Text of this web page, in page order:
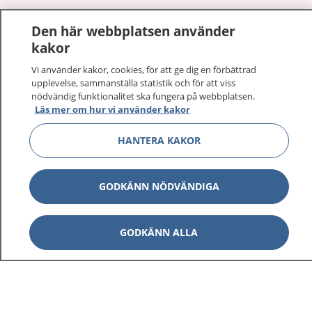
På 1177.se får du råd om hälsa och information om
sjukdomar och vilka mottagningar du kan kontakta.
Logga in för att läsa din journal och göra dina
vårdärenden. Ring telefonnummer 1177 för
sjukvårdsrådgivning dygnet runt.
1177 ger dig råd när du vill må bättre.
1177 på flera språk Visa
Visa
Den här webbplatsen använder
kakor
Vi använder kakor, cookies, för att ge dig en förbättrad
upplevelse, sammanställa statistik och för att viss
nödvändig funktionalitet ska fungera på webbplatsen.
Läs mer om hur vi använder kakor
HANTERA KAKOR
GODKÄNN NÖDVÄNDIGA
GODKÄNN ALLA